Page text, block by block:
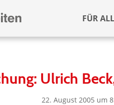
FÜR
Ulrich
22. August 2005 um